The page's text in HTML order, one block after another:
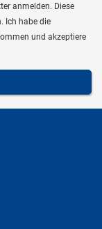
anmelden. Diese
Ich habe die
und akzeptiere